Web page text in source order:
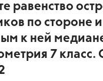
равенство
по стороне и
к ней
7 класс.